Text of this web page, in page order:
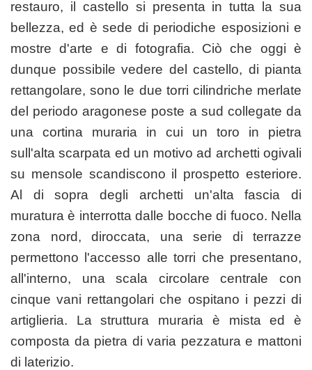
restauro, il castello si presenta in tutta la sua
bellezza, ed è sede di periodiche esposizioni e
mostre d'arte e di fotografia. Ciò che oggi è
dunque possibile vedere del castello, di pianta
rettangolare, sono le due torri cilindriche merlate
del periodo aragonese poste a sud collegate da
una cortina muraria in cui un toro in pietra
sull'alta scarpata ed un motivo ad archetti ogivali
su mensole scandiscono il prospetto esteriore.
Al di sopra degli archetti un'alta fascia di
muratura è interrotta dalle bocche di fuoco. Nella
zona nord, diroccata, una serie di terrazze
permettono l'accesso alle torri che presentano,
all'interno, una scala circolare centrale con
cinque vani rettangolari che ospitano i pezzi di
artiglieria. La struttura muraria è mista ed è
composta da pietra di varia pezzatura e mattoni
di laterizio.